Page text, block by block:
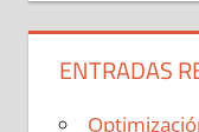
ENTRADAS